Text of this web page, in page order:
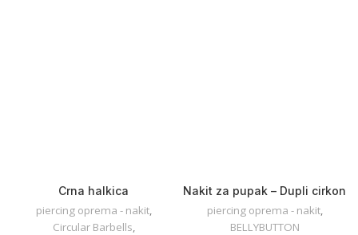
Crna halkica
piercing oprema - nakit,
Circular Barbells,
Nakit za pupak – Dupli cirkon
piercing oprema - nakit,
BELLYBUTTON